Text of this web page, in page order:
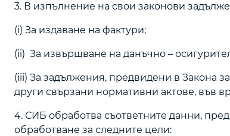
3. В изпълнение на свои законови
(i) За издаване на фактури;
(ii) За извършване на данъчно –
(iii) За задължения, предвидени в Закона
други свързани нормативни актове, във
4. СИБ обработва съответните данни,
обработване за следните цели: